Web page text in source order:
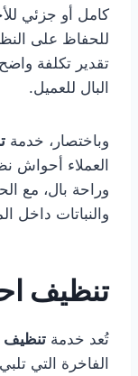
كامل أو جزئي
للحفاظ على
تقدير تكلفة
البال للعميل.
وباختصار، خدمة
العملاء أحواش
وراحة بال، مع
والنباتات داخل
تنظيف
تُعد خدمة تنظيف
الفاخرة التي